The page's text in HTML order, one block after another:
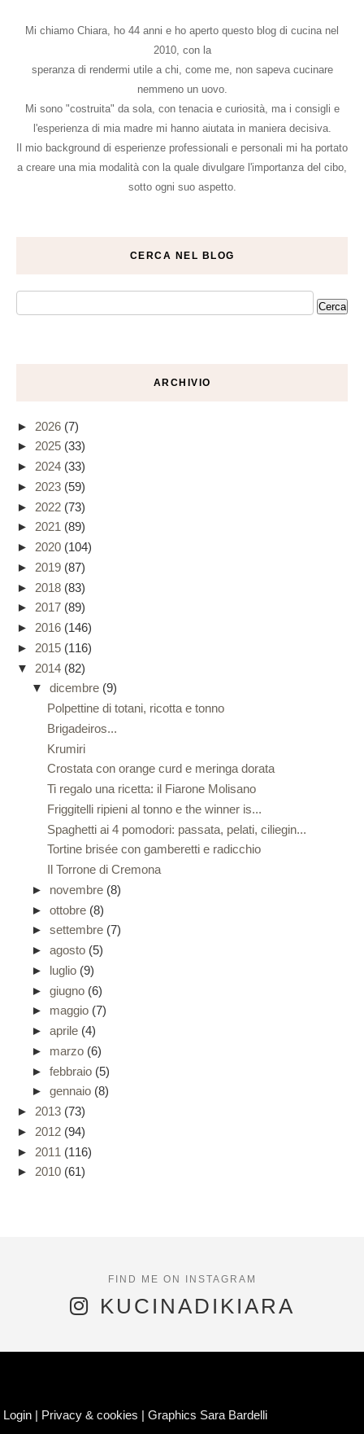
Mi chiamo Chiara, ho 44 anni e ho aperto questo blog di cucina nel
2010, con la
speranza di rendermi utile a chi, come me, non sapeva cucinare
nemmeno un uovo.
Mi sono "costruita" da sola, con tenacia e curiosità, ma i consigli e
l'esperienza di mia madre mi hanno aiutata in maniera decisiva.
Il mio background di esperienze professionali e personali mi ha portato
a creare una mia modalità con la quale divulgare l'importanza del cibo,
sotto ogni suo aspetto.
CERCA NEL BLOG
ARCHIVIO
► 2026 (7)
► 2025 (33)
► 2024 (33)
► 2023 (59)
► 2022 (73)
► 2021 (89)
► 2020 (104)
► 2019 (87)
► 2018 (83)
► 2017 (89)
► 2016 (146)
► 2015 (116)
▼ 2014 (82)
▼ dicembre (9)
Polpettine di totani, ricotta e tonno
Brigadeiros...
Krumiri
Crostata con orange curd e meringa dorata
Ti regalo una ricetta: il Fiarone Molisano
Friggitelli ripieni al tonno e the winner is...
Spaghetti ai 4 pomodori: passata, pelati, ciliegin...
Tortine brisée con gamberetti e radicchio
Il Torrone di Cremona
► novembre (8)
► ottobre (8)
► settembre (7)
► agosto (5)
► luglio (9)
► giugno (6)
► maggio (7)
► aprile (4)
► marzo (6)
► febbraio (5)
► gennaio (8)
► 2013 (73)
► 2012 (94)
► 2011 (116)
► 2010 (61)
KUCINADIKIARA
Login | Privacy & cookies |Graphics Sara Bardelli